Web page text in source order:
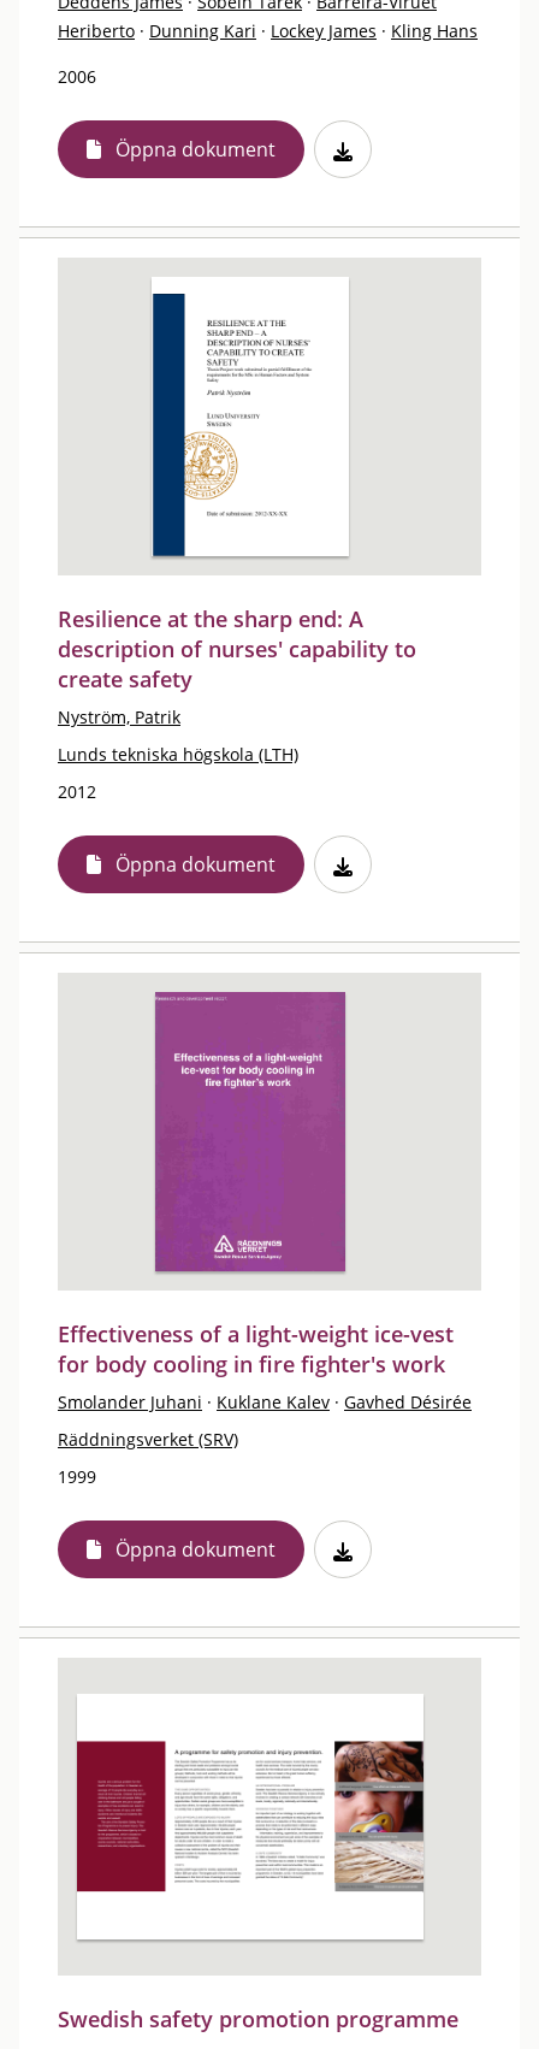
Heriberto · Dunning Kari · Lockey James · Kling Hans
2006
Öppna dokument
Resilience at the sharp end: A
description of nurses' capability to
create safety
Nyström, Patrik
Lunds tekniska högskola (LTH)
2012
Öppna dokument
Effectiveness of a light-weight ice-vest
for body cooling in fire fighter's work
Smolander Juhani · Kuklane Kalev · Gavhed Désirée
Räddningsverket (SRV)
1999
Öppna dokument
Swedish safety promotion programme